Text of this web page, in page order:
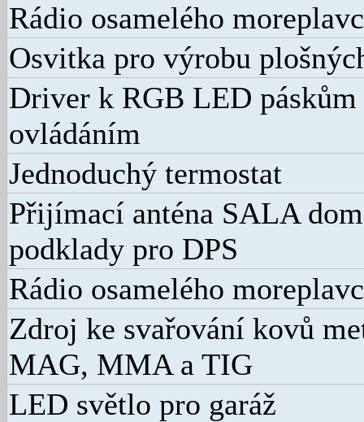
Rádio osamelého
Osvitka pro výrobu
Driver k RGB LED
ovládáním
Jednoduchý termostat
Přijímací anténa SALA
podklady pro DPS
Rádio osamelého
Zdroj ke svařování kovů
MAG, MMA a TIG
LED světlo pro garáž